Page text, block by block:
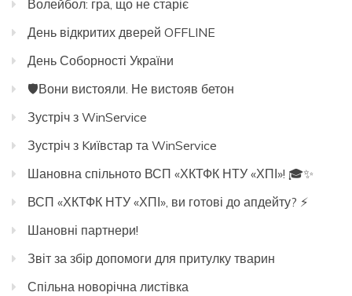
Волейбол: гра, що не старіє
День відкритих дверей OFFLINE
День Соборності України
🛡️Вони вистояли. Не вистояв бетон
Зустріч з WinService
Зустріч з Kиївстар та WinService
Шановна спільното ВСП «ХКТФК НТУ «ХПІ»! 🎓✨
ВСП «ХКТФК НТУ «ХПІ», ви готові до апдейту? ⚡️
Шановні партнери!
Звіт за збір допомоги для притулку тварин
Спільна новорічна листівка